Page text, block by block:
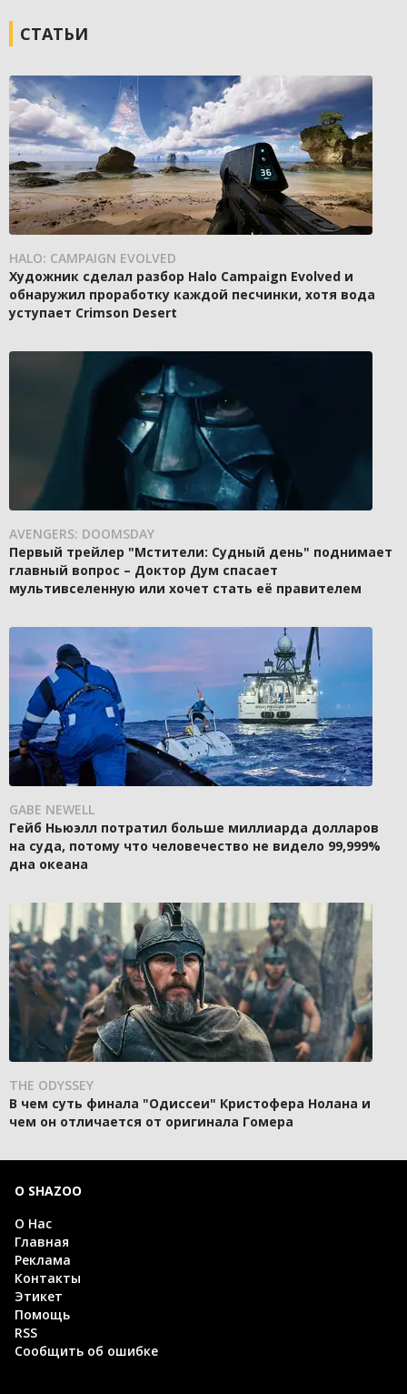
СТАТЬИ
HALO: CAMPAIGN EVOLVED
Художник сделал разбор Halo Campaign Evolved и
обнаружил проработку каждой песчинки, хотя вода
уступает Crimson Desert
AVENGERS: DOOMSDAY
Первый трейлер "Мстители: Судный день" поднимает
главный вопрос – Доктор Дум спасает
мультивселенную или хочет стать её правителем
GABE NEWELL
Гейб Ньюэлл потратил больше миллиарда долларов
на суда, потому что человечество не видело 99,999%
дна океана
THE ODYSSEY
В чем суть финала "Одиссеи" Кристофера Нолана и
чем он отличается от оригинала Гомера
О SHAZOO
О Нас
Главная
Реклама
Контакты
Этикет
Помощь
RSS
Сообщить об ошибке